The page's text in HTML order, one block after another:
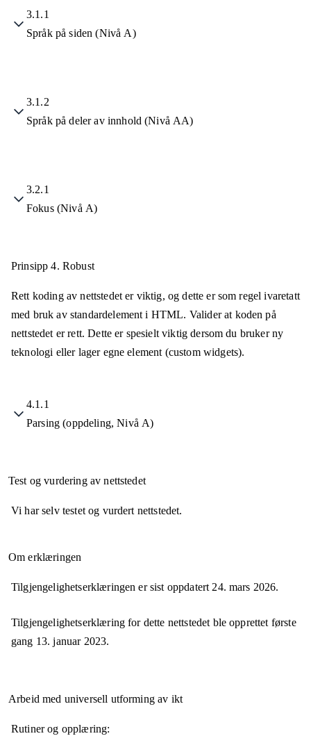
3.1.1
Språk på siden (Nivå A)
3.1.2
Språk på deler av innhold (Nivå AA)
3.2.1
Fokus (Nivå A)
Prinsipp 4. Robust
Rett koding av nettstedet er viktig, og dette er som regel ivaretatt
med bruk av standardelement i HTML. Valider at koden på
nettstedet er rett. Dette er spesielt viktig dersom du bruker ny
teknologi eller lager egne element (custom widgets).
4.1.1
Parsing (oppdeling, Nivå A)
Test og vurdering av nettstedet
Vi har selv testet og vurdert nettstedet.
Om erklæringen
Tilgjengelighetserklæringen er sist oppdatert24. mars 2026.
Tilgjengelighetserklæring for dette nettstedet ble opprettet første
gang 13. januar 2023.
Arbeid med universell utforming av ikt
Rutiner og opplæring: